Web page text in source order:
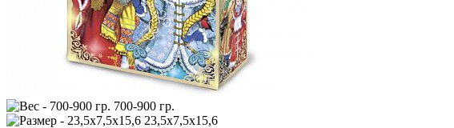
700-900 гр.
23,5х7,5х15,6